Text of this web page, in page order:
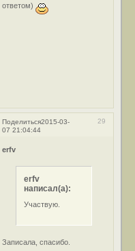
ответом)
Поделиться 29
2015-03-
07 21:04:44
erfv
erfv
написал(а):
Участвую.
Записала, спасибо.